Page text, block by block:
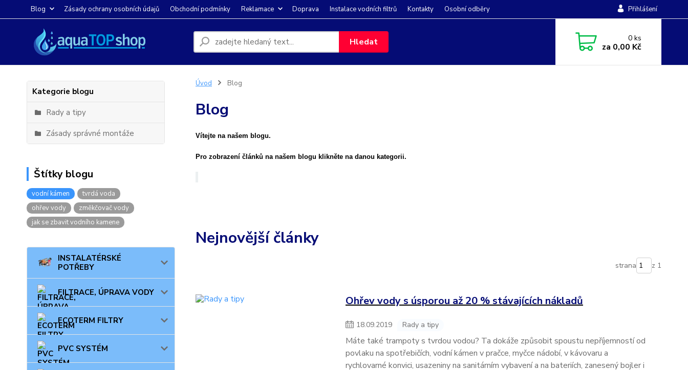
Blog Zásady ochrany osobních údajů Obchodní podmínky Reklamace Doprava Instalace vodních filtrů Kontakty Osobní odběry Přihlášení
Hledat 0ks
za 0,00 Kč
Kategorie blogu
Rady a tipy
Zásady správné montáže
Štítky blogu
vodní kámen
tvrdá voda
ohřev vody
změkčovač vody
jak se zbavit vodního kamene
INSTALATÉRSKÉ
POTŘEBY
FILTRACE, ÚPRAVA VODY
ECOTERM FILTRY
PVC SYSTÉM
Úvod Blog
Blog
Vítejte na našem blogu.
Pro zobrazení článků na našem blogu klikněte na danou kategorii.
Nejnovější články
strana z 1
Ohřev vody s úsporou až 20 % stávajících nákladů
18.09.2019 Rady a tipy
Máte také trampoty s tvrdou vodou? Ta dokáže způsobit spoustu nepříjemností od
povlaku na spotřebičích, vodní kámen v pračce, myčce nádobí, v kávovaru a
rychlovarné konvici, usazeniny na sanitárním vybavení a na bateriích, zanesený bojler i